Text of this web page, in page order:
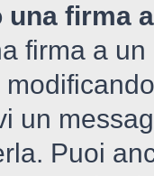
una firma
firma a
un
Puoi